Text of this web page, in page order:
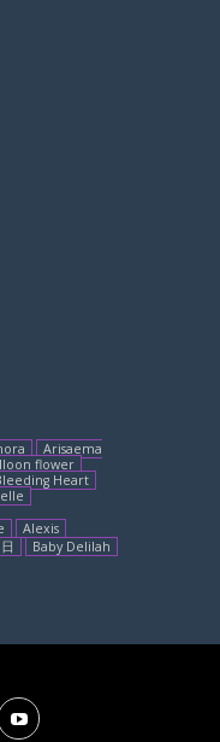
Arisaema
flower
Heart
Alexis
Baby Delilah